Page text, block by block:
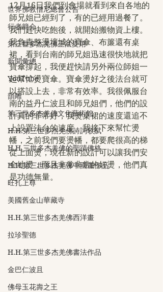
世界佛教僧尼總會公告
行者簡介
第三世多杰羌佛正法受用
新聞彙總
YouTube
韻雕
第三世多杰羌佛文化藝術館
H.H.第三世多杰羌佛詩詞歌賦
H.H.三世多杰羌佛的聖蹟佛格
H.H.第三世多杰羌佛中國畫作品
旺扎上尊
美國舊金山華藏寺
H.H.第三世多杰羌佛西洋畫
拉珍聖德
H.H.第三世多杰羌佛書法作品
金巴仁波且
佛母玉花壽之王
12月16日我們到會場就看到來自各地的
師兄姐已經到了，有的已經用過餐了。
我們趕快吃飽後，就開始搬物資上樓。
我負責整燙壇城的寶傘、布簾還有桌
裙，看到台南的師兄姐迅速很快地就把
寶傘撐起，我便趕快請另外兩位師姐一
起幫忙燙寶傘。寶傘燙好之後法台就可
以搭設上去，非常有效率。我很佩服台
南的益丹仁波且和師兄姐們，他們的設
計真的非常好，我燙桌裙的速度還追不
上設置法台的速度。我接下來幫忙燙
幡，之前我們要燙幡，都要爬很高的梯
從上面燙，現在新的設計可以讓我們安
全地燙，而且非常非常的好燙，他們真
是功德無量。